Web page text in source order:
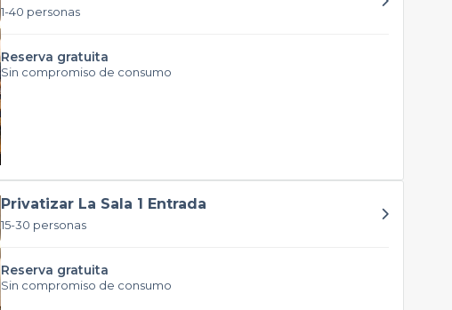
1-40 personas
Reserva gratuita
Sin compromiso de consumo
Privatizar La Sala 1 Entrada
15-30 personas
Reserva gratuita
Sin compromiso de consumo